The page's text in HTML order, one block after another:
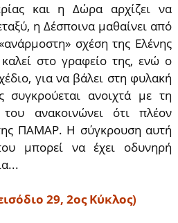
και η Δώρα αρχίζει να
η Δέσποινα μαθαίνει από
σχέση της Ελένης
στο γραφείο της, ενώ ο
για να βάλει στη φυλακή
ανοιχτά με τη
ανακοινώνει ότι πλέον
ΠΑΜΑΡ. Η σύγκρουση αυτή
μπορεί να έχει οδυνηρή
29, 2ος Κύκλος)